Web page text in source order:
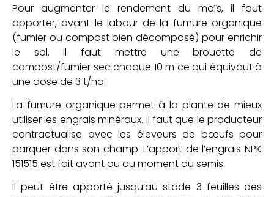
Pour augmenter le rendement du maïs, il faut
apporter, avant le labour de la fumure organique
(fumier ou compost bien décomposé) pour enrichir
le sol. Il faut mettre une brouette de
compost/fumier sec chaque 10 m ce qui équivaut à
une dose de 3 t/ha.
La fumure organique permet à la plante de mieux
utiliser les engrais minéraux. Il faut que le producteur
contractualise avec les éleveurs de bœufs pour
parquer dans son champ. L’apport de l’engrais NPK
151515 est fait avant ou au moment du semis.
Il peut être apporté jusqu’au stade 3 feuilles des